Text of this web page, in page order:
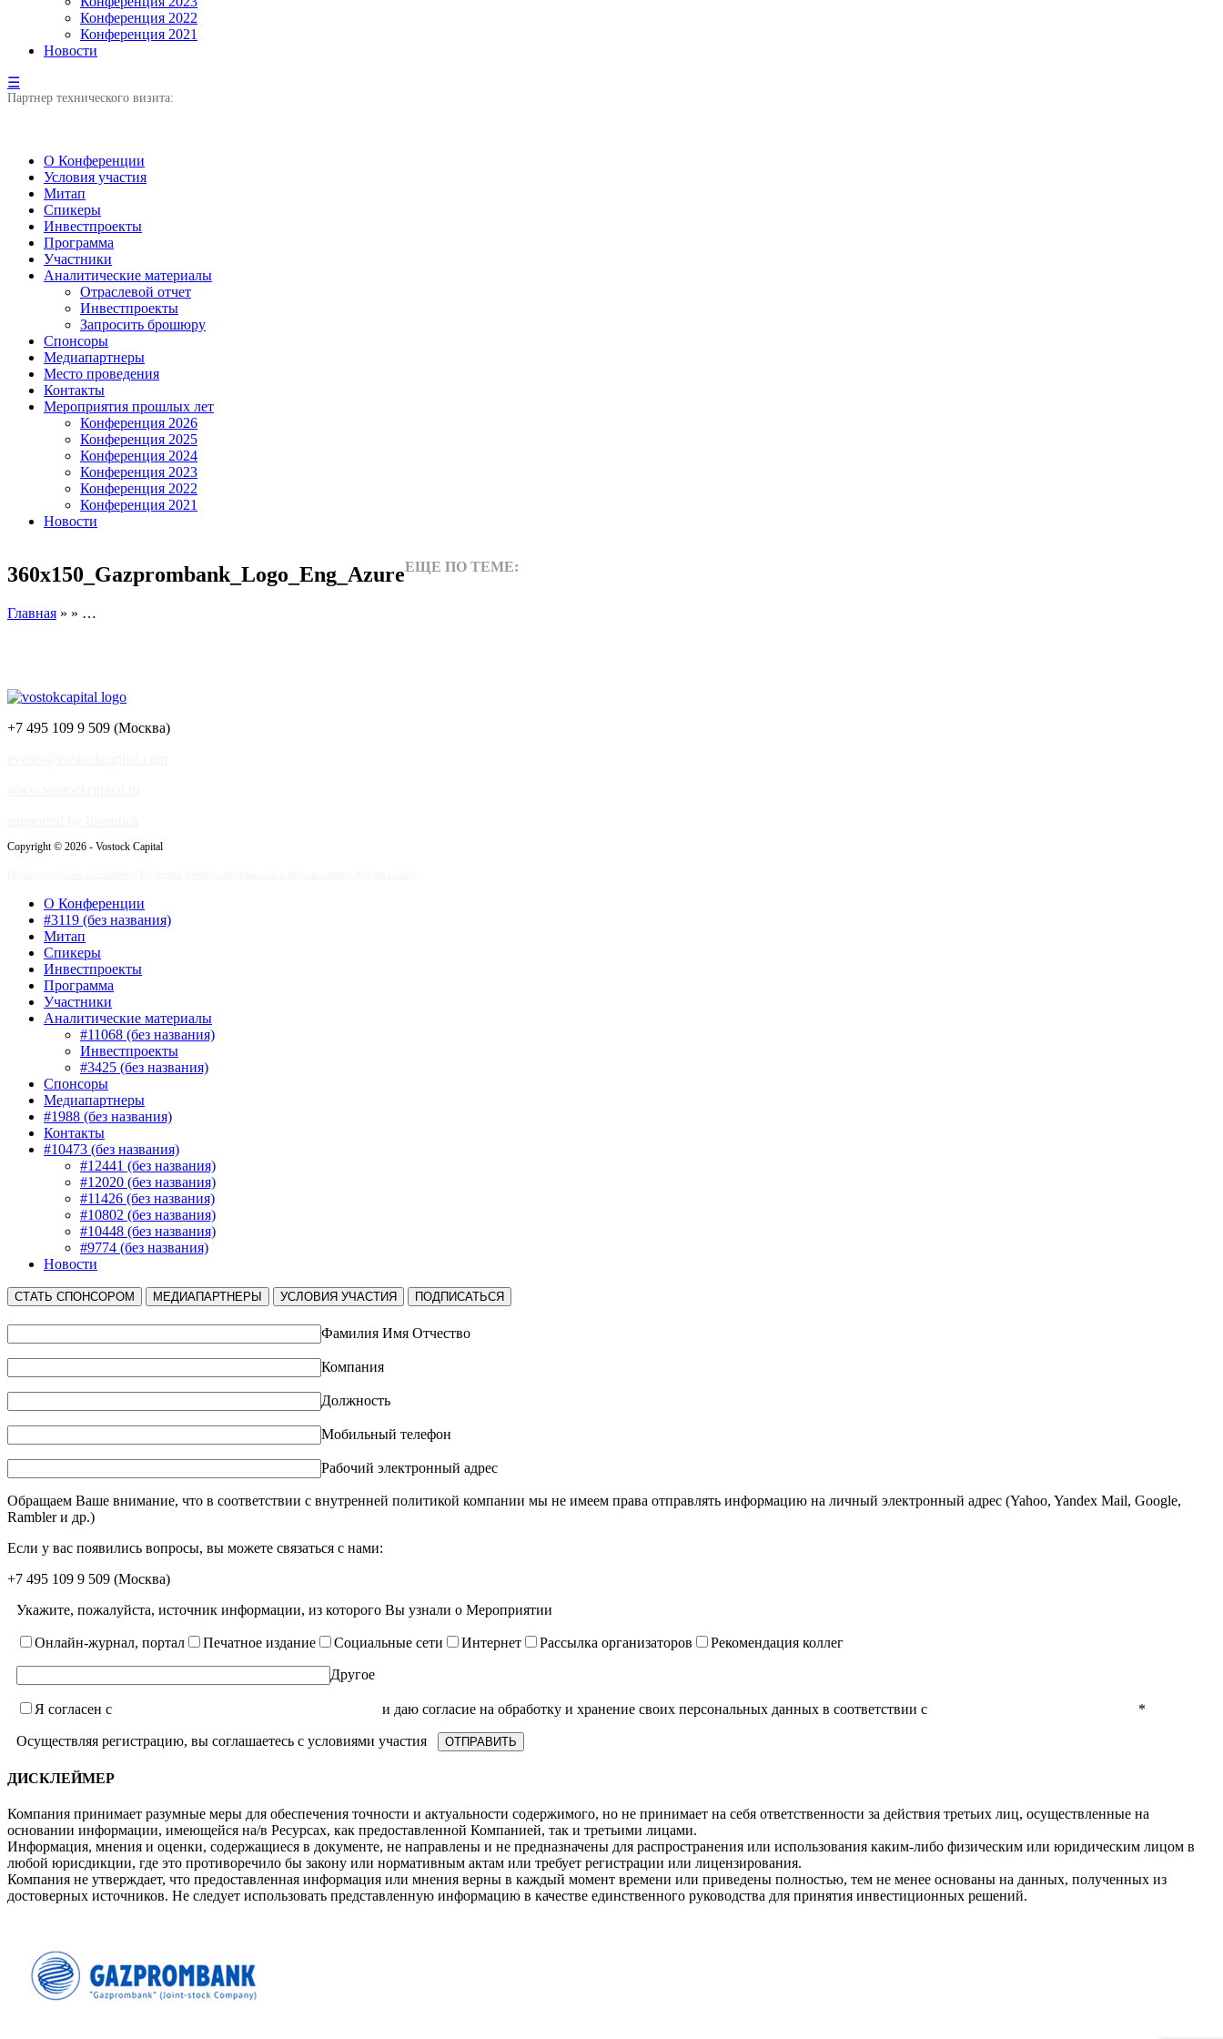
Конференция 2022
Конференция 2021
Новости
☰
Партнер технического визита:
О Конференции
Условия участия
Митап
Спикеры
Инвестпроекты
Программа
Участники
Аналитические материалы
Отраслевой отчет
Инвестпроекты
Запросить брошюру
Спонсоры
Медиапартнеры
Место проведения
Контакты
Мероприятия прошлых лет
Конференция 2026
Конференция 2025
Конференция 2024
Конференция 2023
Конференция 2022
Конференция 2021
Новости
360x150_Gazprombank_Logo_Eng_Azure
Главная » » …
ЕЩЕ ПО ТЕМЕ:
+7 495 109 9 509 (Москва)
Copyright © 2026 - Vostock Capital
О Конференции
#3119 (без названия)
Митап
Спикеры
Инвестпроекты
Программа
Участники
Аналитические материалы
#11068 (без названия)
Инвестпроекты
#3425 (без названия)
Спонсоры
Медиапартнеры
#1988 (без названия)
Контакты
#10473 (без названия)
#12441 (без названия)
#12020 (без названия)
#11426 (без названия)
#10802 (без названия)
#10448 (без названия)
#9774 (без названия)
Новости
СТАТЬ СПОНСОРОМ МЕДИАПАРТНЕРЫ УСЛОВИЯ УЧАСТИЯ ПОДПИСАТЬСЯ
Фамилия Имя Отчество
Компания
Должность
Мобильный телефон
Рабочий электронный адрес
Обращаем Ваше внимание, что в соответствии с внутренней политикой компании мы не имеем права отправлять информацию на личный электронный адрес (Yahoo, Yandex Mail, Google,
Rambler и др.)
Если у вас появились вопросы, вы можете связаться с нами:
+7 495 109 9 509 (Москва)
Укажите, пожалуйста, источник информации, из которого Вы узнали о Мероприятии
Онлайн-журнал, портал Печатное издание Социальные сети Интернет Рассылка организаторов Рекомендация коллег
Другое
Я согласен с и даю согласие на обработку и хранение своих персональных данных в соответствии с *
Осуществляя регистрацию, вы соглашаетесь с условиями участия
ДИСКЛЕЙМЕР
Компания принимает разумные меры для обеспечения точности и актуальности содержимого, но не принимает на себя ответственности за действия третьих лиц, осуществленные на
основании информации, имеющейся на/в Ресурсах, как предоставленной Компанией, так и третьими лицами.
Информация, мнения и оценки, содержащиеся в документе, не направлены и не предназначены для распространения или использования каким-либо физическим или юридическим лицом в
любой юрисдикции, где это противоречило бы закону или нормативным актам или требует регистрации или лицензирования.
Компания не утверждает, что предоставленная информация или мнения верны в каждый момент времени или приведены полностью, тем не менее основаны на данных, полученных из
достоверных источников. Не следует использовать представленную информацию в качестве единственного руководства для принятия инвестиционных решений.